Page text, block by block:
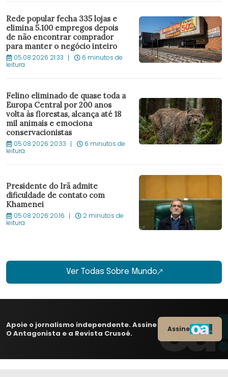
Rede popular fecha 335 lojas e
elimina 5.100 empregos depois
de não encontrar comprador
para manter o negócio inteiro
05.08.2026 21:33 6 minutos de
leitura
Felino eliminado de quase toda a
Europa Central por 200 anos
volta às florestas, alcança até 18
mil animais e emociona
conservacionistas
05.08.2026 20:33 6 minutos de
leitura
Presidente do Irã admite
dificuldade de contato com
Khamenei
05.08.2026 20:16 2 minutos de
leitura
Ver Todas Sobre Mundo
Apoie o jornalismo independente. Assine
O Antagonista e a Revista Crusoé.
Assine